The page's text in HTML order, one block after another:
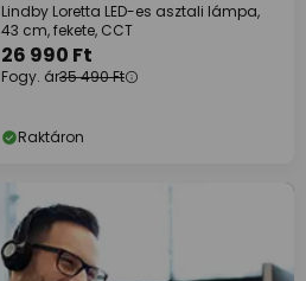
Lindby Loretta LED-es asztali lámpa,
43 cm, fekete, CCT
26 990 Ft
Fogy. ár35 490 Ft
Raktáron